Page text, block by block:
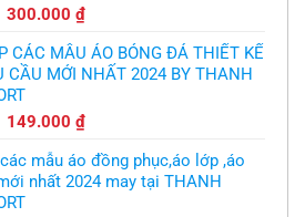
Giá
là:
350.000 ₫.
300.000₫Giá
tại
là:
CÁC MẪU ÁO BÓNG ĐÁ THIẾT KẾ
CẦU MỚI NHẤT 2024 BY THANH
Giá
là:
179.000 ₫.
149.000₫Giá
tại
là:
mẫu áo đồng phục,áo lớp ,áo
nhất 2024 may tại THANH